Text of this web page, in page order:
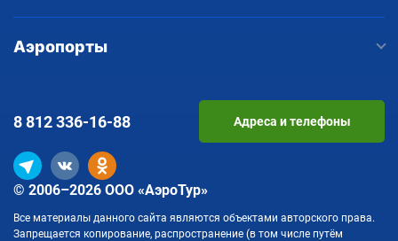
Аэропорты
© 2006–2026 ООО «АэроТур»
Все материалы данного сайта являются объектами авторского права.
Запрещается копирование, распространение (в том числе путём
8 812336-16-88 Адреса и телефоны